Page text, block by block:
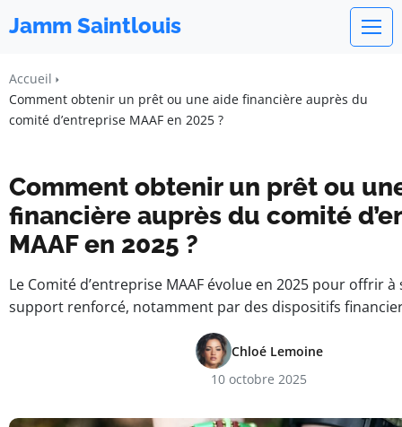
Jamm Saintlouis
Accueil
Comment obtenir un prêt ou une aide financière auprès du
comité d’entreprise MAAF en 2025 ?
Comment obtenir un prêt ou
financière auprès du comité
MAAF en 2025 ?
Le Comité d’entreprise MAAF évolue en 2025 pour offrir à
support renforcé, notamment par des dispositifs
Chloé Lemoine
10 octobre 2025